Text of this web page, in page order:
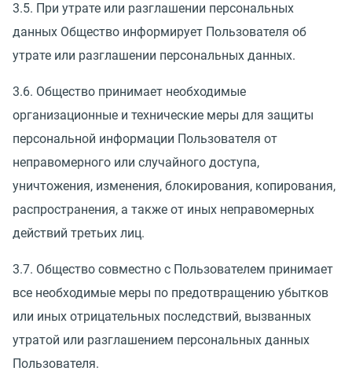
3.5. При утрате или разглашении персональных
данных Общество информирует Пользователя об
утрате или разглашении персональных данных.
3.6. Общество принимает необходимые
организационные и технические меры для защиты
персональной информации Пользователя от
неправомерного или случайного доступа,
уничтожения, изменения, блокирования, копирования,
распространения, а также от иных неправомерных
действий третьих лиц.
3.7. Общество совместно с Пользователем принимает
все необходимые меры по предотвращению убытков
или иных отрицательных последствий, вызванных
утратой или разглашением персональных данных
Пользователя.